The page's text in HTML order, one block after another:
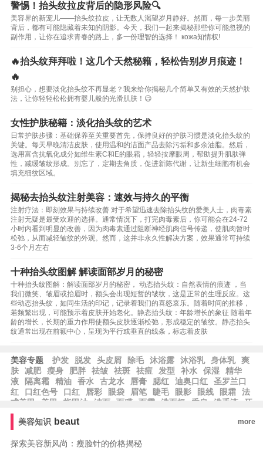
警惕！抬头纹拉皮背后的隐形风险🔍
美容界的新宠儿——抬头纹拉皮，让无数人渴望岁月静好。然而，每一步美丽
背后，都有可能隐藏着未知的阴影。今天，我们一起来揭秘那些你可能忽视的
副作用，让你在追求青春的路上，多一份理智的选择！ кожа知情权!
🔥抬头纹拜拜啦！这几个天然秘籍，轻松告别岁月痕迹！
🔥
别担心，想要淡化抬头纹不再显老？我来给你揭秘几个简单又有效的天然护肤
法，让你轻轻松松拥有婴儿般的光滑肌肤！😉
女性护肤秘籍：淡化抬头纹的艺术
日常护肤步骤：基础保养至关重要首先，保持良好的护肤习惯是淡化抬头纹的
关键。每天早晚清洁皮肤，使用温和的洁面产品去除污垢和多余油脂。然后，
选用富含抗氧化成分如维生素C和E的眼霜，轻轻按摩眼周，帮助提升肌肤弹
性，减缓皱纹形成。别忘了，定期去角质，促进新陈代谢，让新生细胞有机会
填充细纹区域。
揭秘去抬头纹注射美容：速效与持久的平衡
注射疗法：即刻效果与持续改善 对于希望迅速去除抬头纹的爱美人士，肉毒素
注射无疑是最受欢迎的选择。通常情况下，打完肉毒素后，你可能会在24-72
小时内看到明显的改善，因为肉毒素通过阻断神经肌肉信号传递，使肌肉暂时
松弛，从而减轻皱纹的外观。然而，这并非永久性解决方案，效果通常可持续
3-6个月左右
十种抬头纹图解 解读面部岁月的秘密
十种抬头纹图解：解读面部岁月的秘密， 动态抬头纹：自然表情的痕迹 ，当
我们微笑、皱眉或抬眉时，额头会出现短暂的皱纹，这是正常的生理反应。这
些动态抬头纹，如同生活的印记，记录着我们的喜怒哀乐。随着时间的推移，
若频繁出现，可能预示着皮肤开始老化。静态抬头纹：年龄增长的象征 随着年
龄的增长，长期的重力作用使额头皮肤逐渐松弛，形成稳定的皱纹。静态抬头
纹通常出现在前额中心，呈现为平行或垂直的线条，标志着皮肤
美容专题 护发 脱发 头皮屑 除毛 沐浴露 沐浴乳 身体乳
爽
肤
减肥 瘦身 肥胖 祛皱 祛斑 祛痘 发型 补水 保湿
精华
液
隔离霜 精油 香水 古龙水 唇膏 腮红 迪奥口红
圣罗兰口
红
口红色号 口红 唇彩 眼袋 眉笔 睫毛 眼影 眼线 眼霜
法
式美甲
美甲 指甲油 洁面 面膜 面霜 洗面奶 香皂 洗手液
牙
膏
美容知识 beaut more
探索美容新风尚：瘦脸针的价格揭秘